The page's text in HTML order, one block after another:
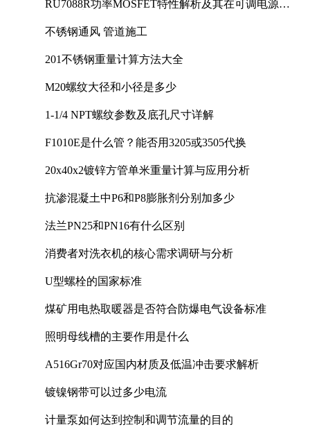
RU7088R功率MOSFET特性解析及其在可调电源设
不锈钢通风 管道施工
201不锈钢重量计算方法大全
M20螺纹大径和小径是多少
1-1/4 NPT螺纹参数及底孔尺寸详解
F1010E是什么管？能否用3205或3505代换
20x40x2镀锌方管单米重量计算与应用分析
抗渗混凝土中P6和P8膨胀剂分别加多少
法兰PN25和PN16有什么区别
消费者对洗衣机的核心需求调研与分析
U型螺栓的国家标准
煤矿用电热取暖器是否符合防爆电气设备标准
照明母线槽的主要作用是什么
A516Gr70对应国内材质及低温冲击要求解析
镀镍钢带可以过多少电流
计量泵如何达到控制和调节流量的目的